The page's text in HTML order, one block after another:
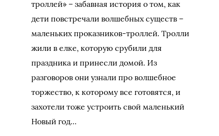
троллей» – забавная история о том, как
дети повстречали волшебных существ –
маленьких проказников-троллей. Тролли
жили в елке, которую срубили для
праздника и принесли домой. Из
разговоров они узнали про волшебное
торжество, к которому все готовятся, и
захотели тоже устроить свой маленький
Новый год…